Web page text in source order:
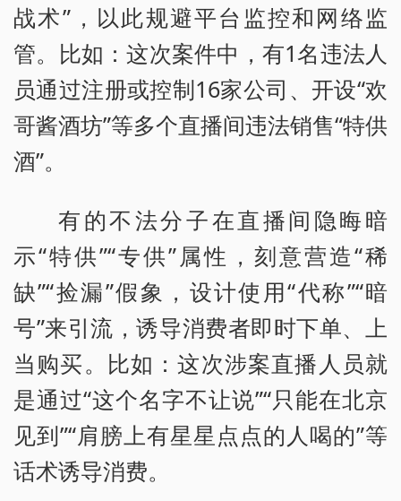
战术”，以此规避平台监控和网络监
管。比如：这次案件中，有1名违法人
员通过注册或控制16家公司、开设“欢
哥酱酒坊”等多个直播间违法销售“特供
酒”。
有的不法分子在直播间隐晦暗
示“特供”“专供”属性，刻意营造“稀
缺”“捡漏”假象，设计使用“代称”“暗
号”来引流，诱导消费者即时下单、上
当购买。比如：这次涉案直播人员就
是通过“这个名字不让说”“只能在北京
见到”“肩膀上有星星点点的人喝的”等
话术诱导消费。